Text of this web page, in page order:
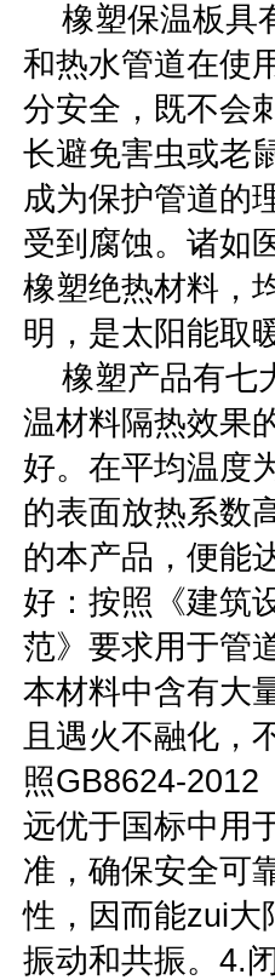
橡塑保温板具
和热水管道在使
分安全，既不会
长避免害虫或老
成为保护管道的
受到腐蚀。诸如
橡塑绝热材料，
明，是太阳能取
橡塑产品有七
温材料隔热效果
好。在平均温度
的表面放热系数
的本产品，便能
好：按照《建筑
范》要求用于管
本材料中含有大
且遇火不融化，
照GB8624-2012
远优于国标中用
准，确保安全可
性，因而能zui大
振动和共振。4.